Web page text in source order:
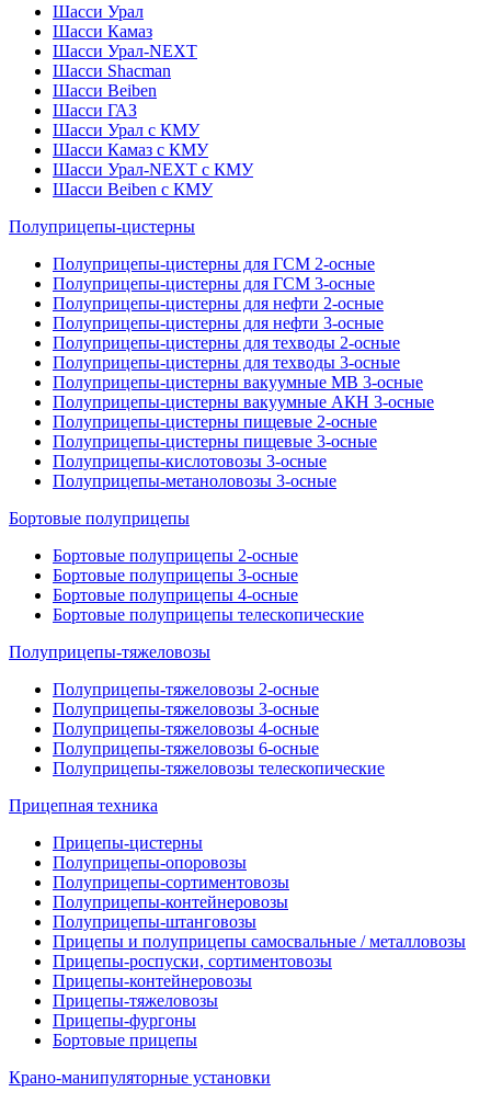
Шасси Урал
Шасси Камаз
Шасси Урал-NEXT
Шасси Shacman
Шасси Beiben
Шасси ГАЗ
Шасси Урал с КМУ
Шасси Камаз с КМУ
Шасси Урал-NEXT с КМУ
Шасси Beiben с КМУ
Полуприцепы-цистерны
Полуприцепы-цистерны для ГСМ 2-осные
Полуприцепы-цистерны для ГСМ 3-осные
Полуприцепы-цистерны для нефти 2-осные
Полуприцепы-цистерны для нефти 3-осные
Полуприцепы-цистерны для техводы 2-осные
Полуприцепы-цистерны для техводы 3-осные
Полуприцепы-цистерны вакуумные МВ 3-осные
Полуприцепы-цистерны вакуумные АКН 3-осные
Полуприцепы-цистерны пищевые 2-осные
Полуприцепы-цистерны пищевые 3-осные
Полуприцепы-кислотовозы 3-осные
Полуприцепы-метаноловозы 3-осные
Бортовые полуприцепы
Бортовые полуприцепы 2-осные
Бортовые полуприцепы 3-осные
Бортовые полуприцепы 4-осные
Бортовые полуприцепы телескопические
Полуприцепы-тяжеловозы
Полуприцепы-тяжеловозы 2-осные
Полуприцепы-тяжеловозы 3-осные
Полуприцепы-тяжеловозы 4-осные
Полуприцепы-тяжеловозы 6-осные
Полуприцепы-тяжеловозы телескопические
Прицепная техника
Прицепы-цистерны
Полуприцепы-опоровозы
Полуприцепы-сортиментовозы
Полуприцепы-контейнеровозы
Полуприцепы-штанговозы
Прицепы и полуприцепы самосвальные / металловозы
Прицепы-роспуски, сортиментовозы
Прицепы-контейнеровозы
Прицепы-тяжеловозы
Прицепы-фургоны
Бортовые прицепы
Крано-манипуляторные установки